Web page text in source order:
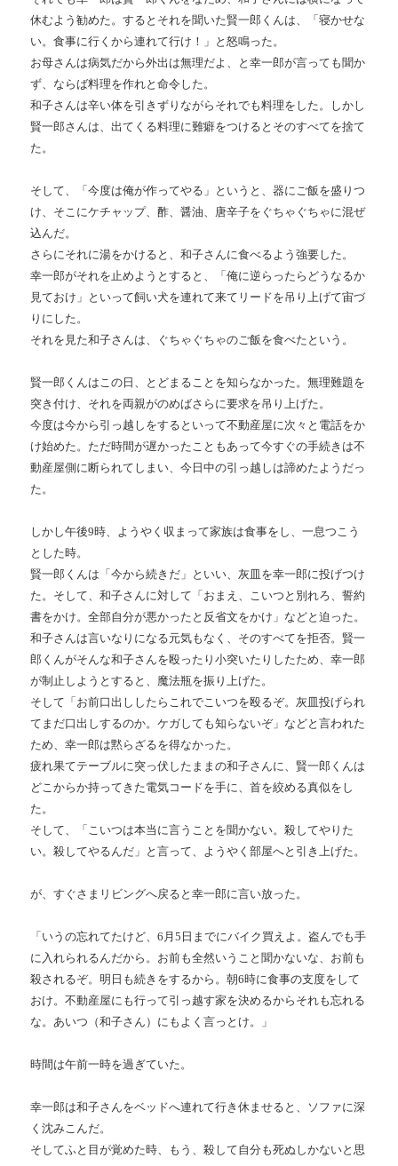
休むよう勧めた。するとそれを聞いた賢一郎くんは、「寝かせな
い。食事に行くから連れて行け！」と怒鳴った。
お母さんは病気だから外出は無理だよ、と幸一郎が言っても聞か
ず、ならば料理を作れと命令した。
和子さんは辛い体を引きずりながらそれでも料理をした。しかし
賢一郎さんは、出てくる料理に難癖をつけるとそのすべてを捨て
た。
そして、「今度は俺が作ってやる」というと、器にご飯を盛りつ
け、そこにケチャップ、酢、醤油、唐辛子をぐちゃぐちゃに混ぜ
込んだ。
さらにそれに湯をかけると、和子さんに食べるよう強要した。
幸一郎がそれを止めようとすると、「俺に逆らったらどうなるか
見ておけ」といって飼い犬を連れて来てリードを吊り上げて宙づ
りにした。
それを見た和子さんは、ぐちゃぐちゃのご飯を食べたという。
賢一郎くんはこの日、とどまることを知らなかった。無理難題を
突き付け、それを両親がのめばさらに要求を吊り上げた。
今度は今から引っ越しをするといって不動産屋に次々と電話をか
け始めた。ただ時間が遅かったこともあって今すぐの手続きは不
動産屋側に断られてしまい、今日中の引っ越しは諦めたようだっ
た。
しかし午後9時、ようやく収まって家族は食事をし、一息つこう
とした時。
賢一郎くんは「今から続きだ」といい、灰皿を幸一郎に投げつけ
た。そして、和子さんに対して「おまえ、こいつと別れろ、誓約
書をかけ。全部自分が悪かったと反省文をかけ」などと迫った。
和子さんは言いなりになる元気もなく、そのすべてを拒否。賢一
郎くんがそんな和子さんを殴ったり小突いたりしたため、幸一郎
が制止しようとすると、魔法瓶を振り上げた。
そして「お前口出ししたらこれでこいつを殴るぞ。灰皿投げられ
てまだ口出しするのか。ケガしても知らないぞ」などと言われた
ため、幸一郎は黙らざるを得なかった。
疲れ果てテーブルに突っ伏したままの和子さんに、賢一郎くんは
どこからか持ってきた電気コードを手に、首を絞める真似をし
た。
そして、「こいつは本当に言うことを聞かない。殺してやりた
い。殺してやるんだ」と言って、ようやく部屋へと引き上げた。
が、すぐさまリビングへ戻ると幸一郎に言い放った。
「いうの忘れてたけど、6 月5 日までにバイク買えよ。盗んでも手
に入れられるんだから。お前も全然いうこと聞かないな、お前も
殺されるぞ。明日も続きをするから。朝6時に食事の支度をして
おけ。不動産屋にも行って引っ越す家を決めるからそれも忘れる
な。あいつ（和子さん）にもよく言っとけ。」
時間は午前一時を過ぎていた。
幸一郎は和子さんをベッドへ連れて行き休ませると、ソファに深
く沈みこんだ。
そしてふと目が覚めた時、もう、殺して自分も死ぬしかないと思